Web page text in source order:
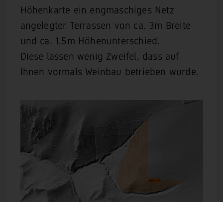
Höhenkarte ein engmaschiges Netz
angelegter Terrassen von ca. 3m Breite
und ca. 1,5m Höhenunterschied.
Diese lassen wenig Zweifel, dass auf
Ihnen vormals Weinbau betrieben wurde.